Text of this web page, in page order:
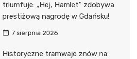
triumfuje: „Hej, Hamlet” zdobywa
prestiżową nagrodę w Gdańsku!
7 sierpnia 2026
Historyczne tramwaje znów na